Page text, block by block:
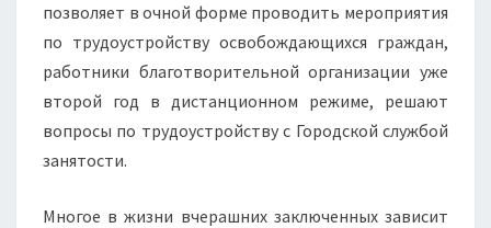
позволяет в очной форме проводить мероприятия
по трудоустройству освобождающихся граждан,
работники благотворительной организации уже
второй год в дистанционном режиме, решают
вопросы по трудоустройству с Городской службой
занятости.
Многое в жизни вчерашних заключенных зависит